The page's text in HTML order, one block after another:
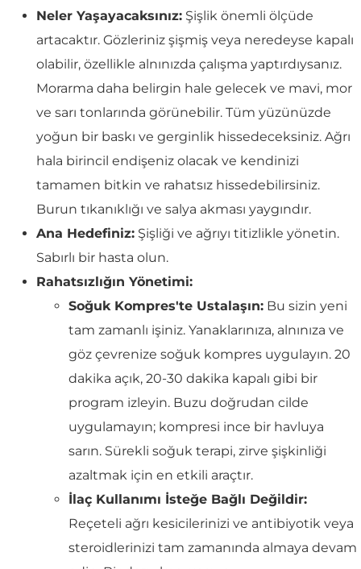
Neler Yaşayacaksınız: Şişlik önemli ölçüde
artacaktır. Gözleriniz şişmiş veya neredeyse kapalı
olabilir, özellikle alnınızda çalışma yaptırdıysanız.
Morarma daha belirgin hale gelecek ve mavi, mor
ve sarı tonlarında görünebilir. Tüm yüzünüzde
yoğun bir baskı ve gerginlik hissedeceksiniz. Ağrı
hala birincil endişeniz olacak ve kendinizi
tamamen bitkin ve rahatsız hissedebilirsiniz.
Burun tıkanıklığı ve salya akması yaygındır.
Ana Hedefiniz: Şişliği ve ağrıyı titizlikle yönetin.
Sabırlı bir hasta olun.
Rahatsızlığın Yönetimi:
Soğuk Kompres'te Ustalaşın: Bu sizin yeni
tam zamanlı işiniz. Yanaklarınıza, alnınıza ve
göz çevrenize soğuk kompres uygulayın. 20
dakika açık, 20-30 dakika kapalı gibi bir
program izleyin. Buzu doğrudan cilde
uygulamayın; kompresi ince bir havluya
sarın. Sürekli soğuk terapi, zirve şişkinliği
azaltmak için en etkili araçtır.
İlaç Kullanımı İsteğe Bağlı Değildir:
Reçeteli ağrı kesicilerinizi ve antibiyotik veya
steroidlerinizi tam zamanında almaya devam